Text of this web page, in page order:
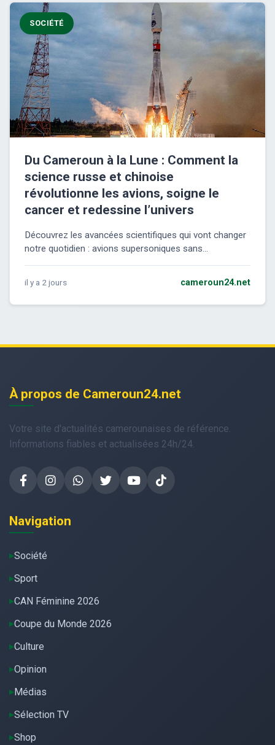
SOCIÉTÉ
Du Cameroun à la Lune : Comment la
science russe et chinoise
révolutionne les avions, soigne le
cancer et redessine l’univers
Découvrez les avancées scientifiques qui vont changer
notre quotidien : avions supersoniques sans...
il y a 2 jours cameroun24.net
À propos de Cameroun24.net
Votre site d'actualités camerounaises de référence.
Informations fiables et actualisées 24h/24.
Navigation
Société
Sport
CAN Féminine 2026
Coupe du Monde 2026
Culture
Opinion
Médias
Sélection TV
Shop